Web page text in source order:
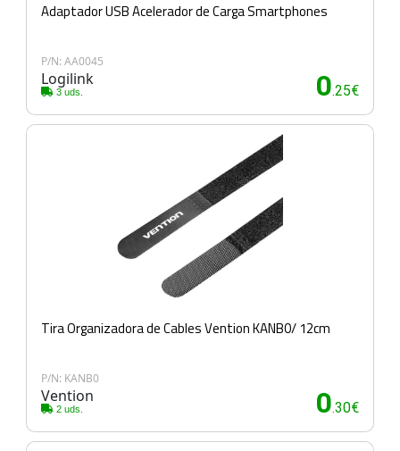
Adaptador USB Acelerador de Carga Smartphones
P/N: AA0045
Logilink
3 uds. 0.25€
Tira Organizadora de Cables Vention KANB0/ 12cm
P/N: KANB0
Vention
2 uds. 0.30€